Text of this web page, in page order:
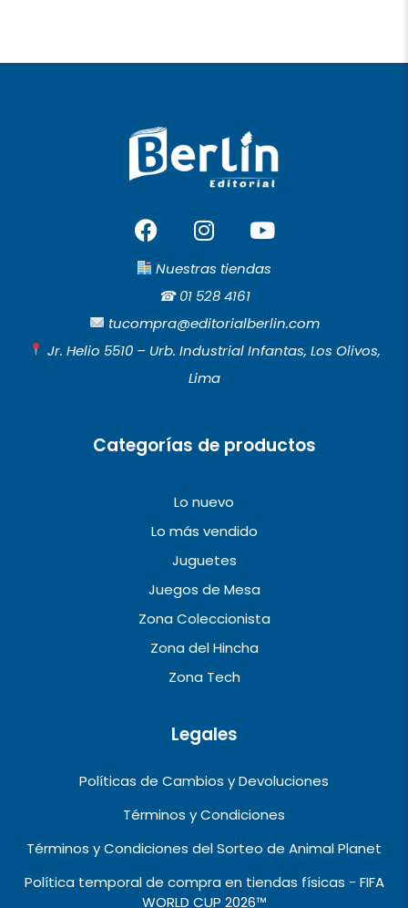
F
a
c
b
o
o
I
n
s
t
a
r
a
Y
o
u
u
b
e
Nuestras tiendas
☎︎01 528 4161
tucompra@editorialberlin.com
Jr. Helio 5510 – Urb. Industrial Infantas, Los Olivos,
Lima
Categorías de productos
Lo nuevo
Lo más vendido
Juguetes
Juegos de Mesa
Zona Coleccionista
Zona del Hincha
Zona Tech
Legales
Políticas de Cambios y Devoluciones
Términos y Condiciones
Términos y Condiciones del Sorteo de Animal Planet
Política temporal de compra en tiendas físicas - FIFA
WORLD CUP 2026™️